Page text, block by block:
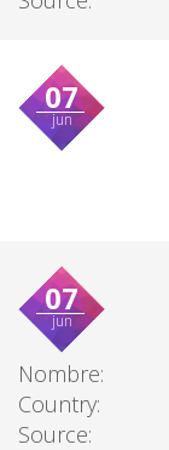
07
jun
07
jun
Nombre:
Country:
Source: